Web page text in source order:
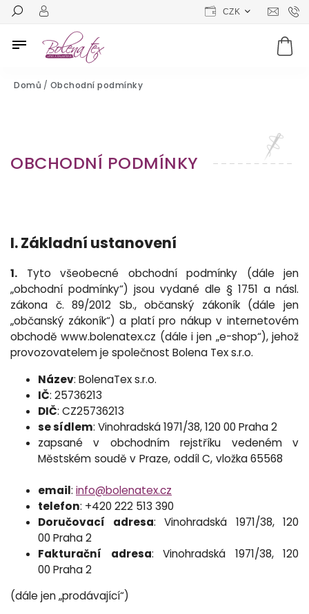
CZK
Domů / Obchodní podmínky
OBCHODNÍ PODMÍNKY
I. Základní ustanovení
1. Tyto všeobecné obchodní podmínky (dále jen
„obchodní podmínky“) jsou vydané dle § 1751 a násl.
zákona č. 89/2012 Sb., občanský zákoník (dále jen
„občanský zákoník“) a platí pro nákup v internetovém
obchodě www.bolenatex.cz (dále i jen „e-shop“), jehož
provozovatelem je společnost Bolena Tex s.r.o.
Název: BolenaTex s.r.o.
IČ: 25736213
DIČ: CZ25736213
se sídlem: Vinohradská 1971/38, 120 00 Praha 2
zapsanév obchodním rejstříku vedeném v
Městském soudě v Praze, oddíl C, vložka65568
email: info@bolenatex.cz
telefon: +420 222 513 390
Doručovací adresa: Vinohradská 1971/38, 120
00 Praha 2
Fakturační
adresa: Vinohradská 1971/38, 120
00 Praha 2
(dále jen „prodávající“)